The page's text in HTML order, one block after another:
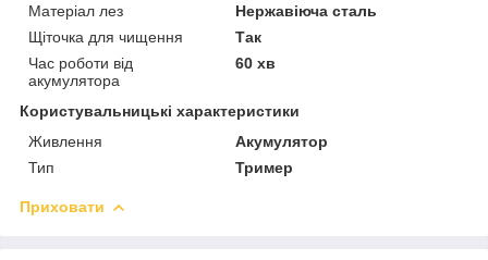
Матеріал лез
Нержавіюча сталь
Щіточка для чищення
Так
Час роботи від
акумулятора
60 хв
Користувальницькі характеристики
Живлення
Акумулятор
Тип
Тример
Приховати